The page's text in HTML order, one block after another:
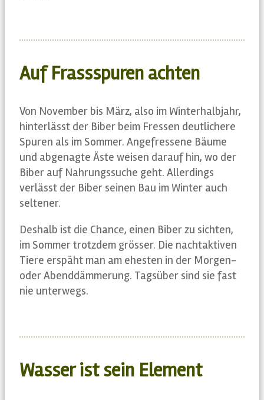
Auf Frassspuren achten
Von November bis März, also im Winterhalbjahr,
hinterlässt der Biber beim Fressen deutlichere
Spuren als im Sommer. Angefressene Bäume
und abgenagte Äste weisen darauf hin, wo der
Biber auf Nahrungssuche geht. Allerdings
verlässt der Biber seinen Bau im Winter auch
seltener.
Deshalb ist die Chance, einen Biber zu sichten,
im Sommer trotzdem grösser. Die nachtaktiven
Tiere erspäht man am ehesten in der Morgen-
oder Abenddämmerung. Tagsüber sind sie fast
nie unterwegs.
Wasser ist sein Element